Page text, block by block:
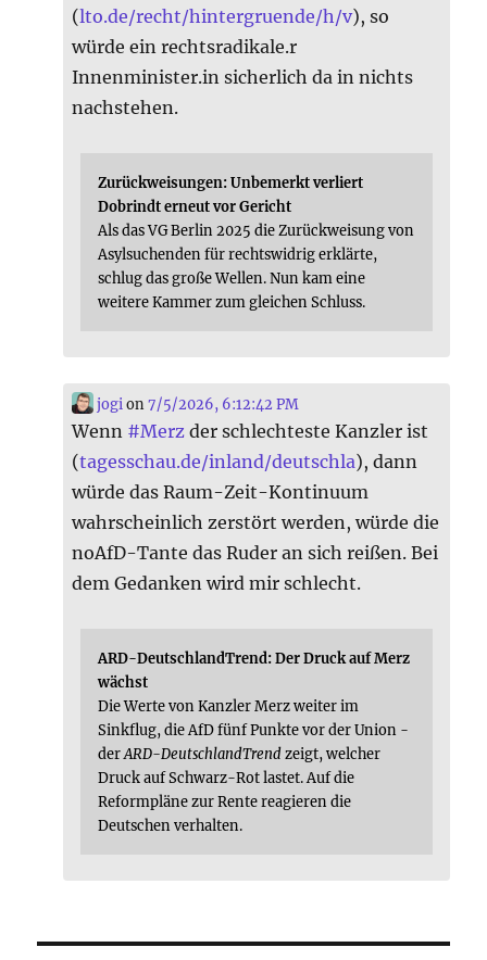
(lto.de/recht/hintergruende/h/v), so
würde ein rechtsradikale.r
Innenminister.in sicherlich da in nichts
nachstehen.
Zurückweisungen: Unbemerkt verliert
Dobrindt erneut vor Gericht
Als das VG Berlin 2025 die Zurückweisung von
Asylsuchenden für rechtswidrig erklärte,
schlug das große Wellen. Nun kam eine
weitere Kammer zum gleichen Schluss.
jogion7/5/2026, 6:12:42 PM
Wenn #Merz der schlechteste Kanzler ist
(tagesschau.de/inland/deutschla), dann
würde das Raum-Zeit-Kontinuum
wahrscheinlich zerstört werden, würde die
noAfD-Tante das Ruder an sich reißen. Bei
dem Gedanken wird mir schlecht.
ARD-DeutschlandTrend: Der Druck auf Merz
wächst
Die Werte von Kanzler Merz weiter im
Sinkflug, die AfD fünf Punkte vor der Union -
derARD-DeutschlandTrendzeigt, welcher
Druck auf Schwarz-Rot lastet. Auf die
Reformpläne zur Rente reagieren die
Deutschen verhalten.